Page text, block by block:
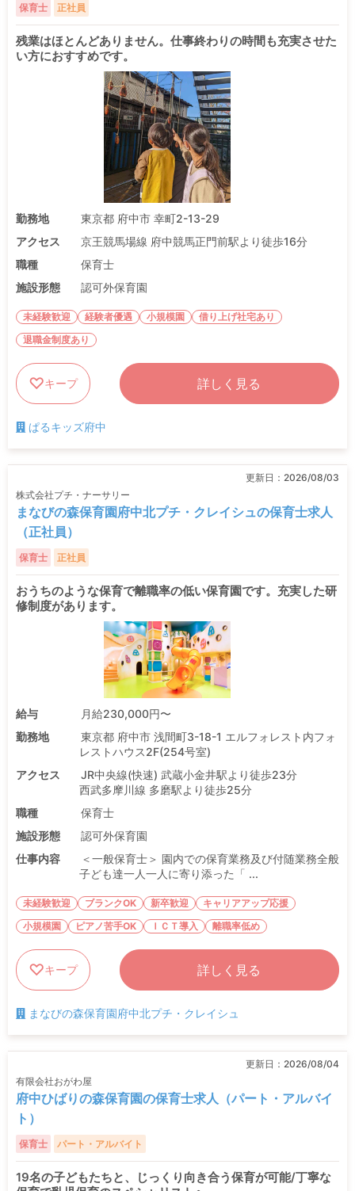
保育士 正社員
残業はほとんどありません。仕事終わりの時間も充実させた
い方におすすめです。
勤務地
東京都 府中市 幸町2-13-29
アクセス
京王競馬場線 府中競馬正門前駅より徒歩16分
職種
保育士
施設形態
認可外保育園
未経験歓迎 経験者優遇 小規模園
借り上げ社宅あり
退職金制度あり
キープ 詳しく見る
ぱるキッズ府中
更新日： 2026/08/03
株式会社プチ・ナーサリー
まなびの森保育園府中北プチ・クレイシュの保育士求人
（正社員）
保育士 正社員
おうちのような保育で離職率の低い保育園です。充実した研
修制度があります。
給与
月給230,000円〜
勤務地
東京都 府中市 浅間町3-18-1 エルフォレスト内フォ
レストハウス2F(254号室)
アクセス
JR中央線(快速) 武蔵小金井駅より徒歩23分
西武多摩川線 多磨駅より徒歩25分
職種
保育士
施設形態
認可外保育園
仕事内容
＜一般保育士＞ 園内での保育業務及び付随業務全般
子ども達一人一人に寄り添った「 ...
未経験歓迎 ブランクOK 新卒歓迎
キャリアアップ応援
小規模園
ピアノ苦手OK ＩＣＴ導入 離職率低め
キープ 詳しく見る
まなびの森保育園府中北プチ・クレイシュ
更新日： 2026/08/04
有限会社おがわ屋
府中ひばりの森保育園の保育士求人（パート・アルバイ
ト）
保育士 パート・アルバイト
19名の子どもたちと、じっくり向き合う保育が可能/丁寧な